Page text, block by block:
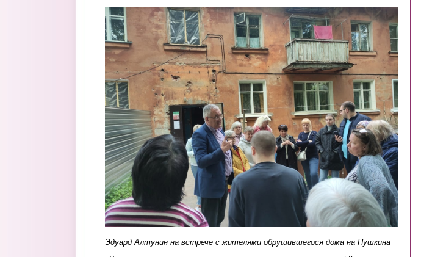
47_dom2.png
Эдуард Алтунин на встрече с жителями обрушившегося дома на Пушкина